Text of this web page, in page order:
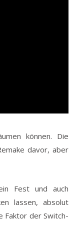
können. Die
davor, aber
Fest und auch
lassen, absolut
Faktor der Switch-